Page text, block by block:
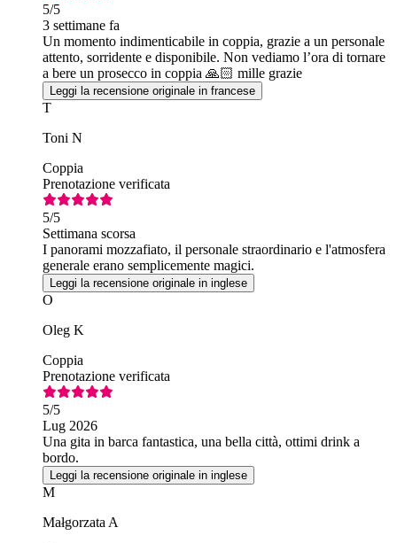
5/5
3 settimane fa
Un momento indimenticabile in coppia, grazie a un personale
attento, sorridente e disponibile. Non vediamo l’ora di tornare
a bere un prosecco in coppia 🙏🏻 mille grazie
Leggi la recensione originale in francese
T
Toni N
Coppia
Prenotazione verificata
5/5
Settimana scorsa
I panorami mozzafiato, il personale straordinario e l'atmosfera
generale erano semplicemente magici.
Leggi la recensione originale in inglese
O
Oleg K
Coppia
Prenotazione verificata
5/5
Lug 2026
Una gita in barca fantastica, una bella città, ottimi drink a
bordo.
Leggi la recensione originale in inglese
M
Małgorzata A